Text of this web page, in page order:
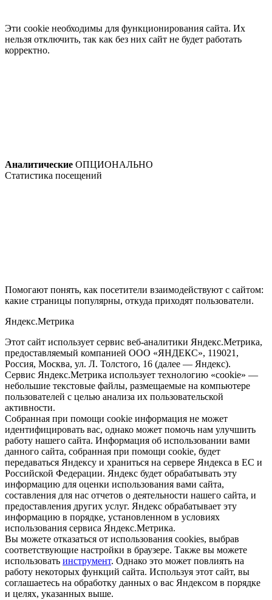
Эти cookie необходимы для функционирования сайта. Их
нельзя отключить, так как без них сайт не будет работать
корректно.
Аналитические ОПЦИОНАЛЬНО
Статистика посещений
Помогают понять, как посетители взаимодействуют с сайтом:
какие страницы популярны, откуда приходят пользователи.
Яндекс.Метрика
Этот сайт использует сервис веб-аналитики Яндекс.Метрика,
предоставляемый компанией ООО «ЯНДЕКС», 119021,
Россия, Москва, ул. Л. Толстого, 16 (далее — Яндекс).
Сервис Яндекс.Метрика использует технологию «cookie» —
небольшие текстовые файлы, размещаемые на компьютере
пользователей с целью анализа их пользовательской
активности.
Собранная при помощи cookie информация не может
идентифицировать вас, однако может помочь нам улучшить
работу нашего сайта. Информация об использовании вами
данного сайта, собранная при помощи cookie, будет
передаваться Яндексу и храниться на сервере Яндекса в ЕС и
Российской Федерации. Яндекс будет обрабатывать эту
информацию для оценки использования вами сайта,
составления для нас отчетов о деятельности нашего сайта, и
предоставления других услуг. Яндекс обрабатывает эту
информацию в порядке, установленном в условиях
использования сервиса Яндекс.Метрика.
Вы можете отказаться от использования cookies, выбрав
соответствующие настройки в браузере. Также вы можете
использовать инструмент. Однако это может повлиять на
работу некоторых функций сайта. Используя этот сайт, вы
соглашаетесь на обработку данных о вас Яндексом в порядке
и целях, указанных выше.